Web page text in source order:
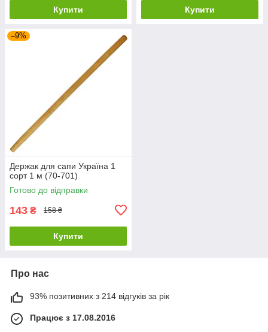
Купити Купити
–9%
Держак для сапи Україна 1
сорт 1 м (70-701)
Готово до відправки
143 ₴ 158 ₴
Купити
Про нас
93% позитивних з 214 відгуків за рік
Працює з 17.08.2016